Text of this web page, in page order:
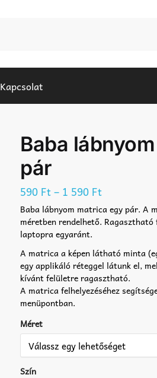
Kapcsolat
Baba
pár
590 Ft– 1 590 Ft
Baba lábnyom matrica egy pár. A
méretben rendelhető.
laptopra egyaránt.
A matrica a képen látható minta
egy applikáló réteggel látunk el,
kívánt felületre ragasztható.
A matrica felhelyezéséhez
menüpontban.
Méret
Szín